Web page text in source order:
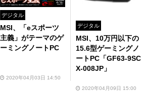
デジタル
MSI、「eスポーツ
主義」がテーマのゲ
ーミングノートPC
2020年04月03日 14:50
デジタル
MSI、10万円以下の
15.6型ゲーミングノ
ートPC「GF63-9SC
X-008JP」
2020年04月09日 15:00